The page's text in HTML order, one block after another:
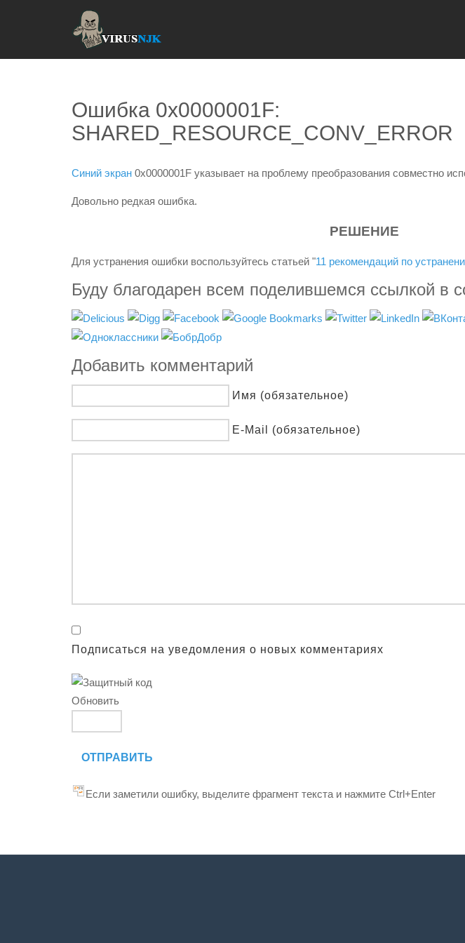
Ошибка 0x0000001F:
SHARED_RESOURCE_CONV_ERROR
Синий экран 0x0000001F указывает на проблему преобразования совместно
Довольно редкая ошибка.
РЕШЕНИЕ
Для устранения ошибки воспользуйтесь статьей "11 рекомендаций по
Буду благодарен всем поделившемся ссылкой в
Добавить комментарий
Имя (обязательное)
E-Mail (обязательное)
Подписаться на уведомления о новых комментариях
Обновить
ОТПРАВИТЬ
Если заметили ошибку, выделите фрагмент текста и нажмите Ctrl+Enter